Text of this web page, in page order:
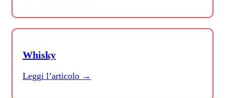
Whisky
Leggi l’articolo →